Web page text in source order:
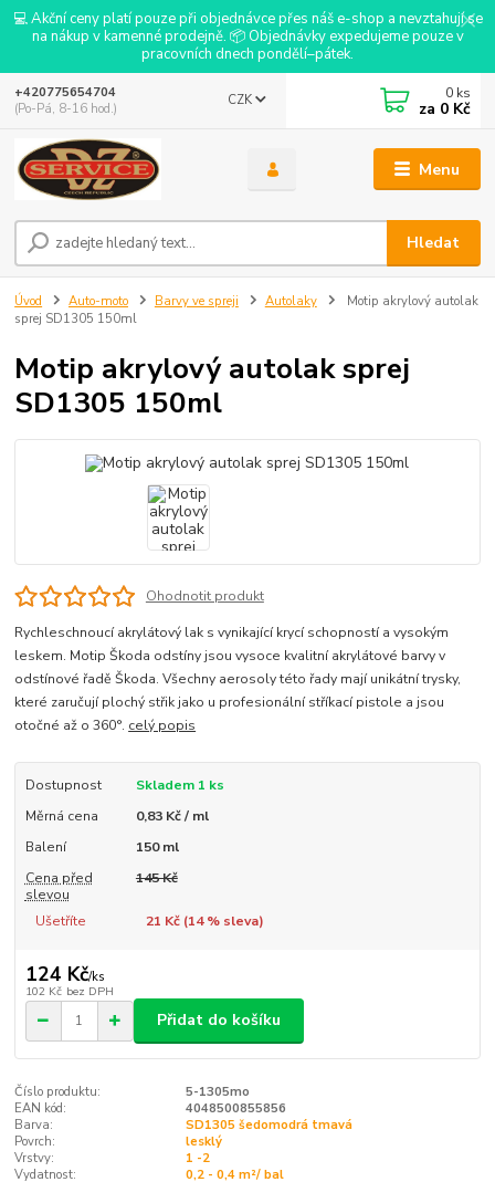
💻 Akční ceny platí pouze při objednávce přes náš e-shop a nevztahují se
na nákup v kamenné prodejně. 📦 Objednávky expedujeme pouze v
pracovních dnech pondělí–pátek.
Menu
CZK
Hledat
+420775654704
(Po-Pá, 8-16 hod.)
0 ks
za 0 Kč
Úvod Auto-moto Barvy ve spreji Autolaky
Motip akrylový autolak
sprej SD1305 150ml
Motip akrylový autolak sprej
SD1305 150ml
Ohodnotit produkt
Rychleschnoucí akrylátový lak s vynikající krycí schopností a vysokým
leskem. Motip Škoda odstíny jsou vysoce kvalitní akrylátové barvy v
odstínové řadě Škoda. Všechny aerosoly této řady mají unikátní trysky,
které zaručují plochý střik jako u profesionální stříkací pistole a jsou
otočné až o 360°. celý popis
Dostupnost
Skladem 1 ks
Měrná cena
0,83 Kč / ml
Balení
150 ml
Cena před
slevou
145 Kč
Ušetříte 21 Kč (14% sleva)
124 Kč/ks
102 Kč bez DPH
Přidat do košíku
Číslo produktu:
5-1305mo
EAN kód:
4048500855856
Barva:
SD1305 šedomodrá tmavá
Povrch:
lesklý
Vrstvy:
1 -2
Vydatnost:
0,2 - 0,4 m²/ bal